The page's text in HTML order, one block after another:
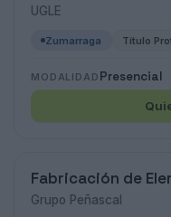
UGLE
Zumarraga Título
MODALIDAD Presencial
Fabricación de
Grupo Peñascal